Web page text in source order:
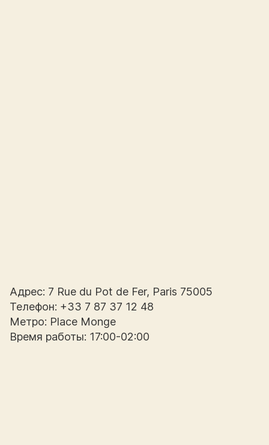
Адрес: 7 Rue du Pot de Fer, Paris 75005
Телефон: +33 7 87 37 12 48
Метро: Place Monge
Время работы: 17:00-02:00